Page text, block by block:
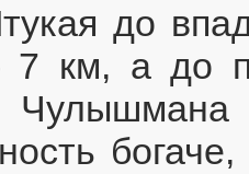
до
7 км, а до